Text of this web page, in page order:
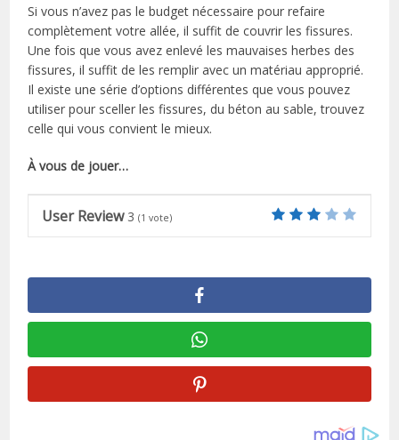
Si vous n’avez pas le budget nécessaire pour refaire
complètement votre allée, il suffit de couvrir les fissures.
Une fois que vous avez enlevé les mauvaises herbes des
fissures, il suffit de les remplir avec un matériau approprié.
Il existe une série d’options différentes que vous pouvez
utiliser pour sceller les fissures, du béton au sable, trouvez
celle qui vous convient le mieux.
À vous de jouer…
User Review 3 (1 vote)